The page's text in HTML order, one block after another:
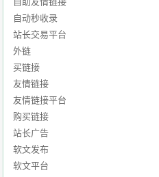
自动秒收录
站长交易平台
外链
买链接
友情链接
友情链接平台
购买链接
站长广告
软文发布
软文平台